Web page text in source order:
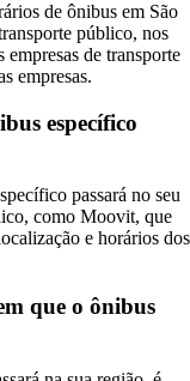
de ônibus em São
público, nos
de transporte
empresas.
específico
passará no seu
como Moovit, que
e horários dos
que o ônibus